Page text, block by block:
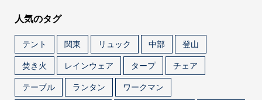
人気のタグ
テント 関東 リュック 中部
登山
焚き火
レインウェア タープ
チェア
テーブル
ランタン
ワークマン